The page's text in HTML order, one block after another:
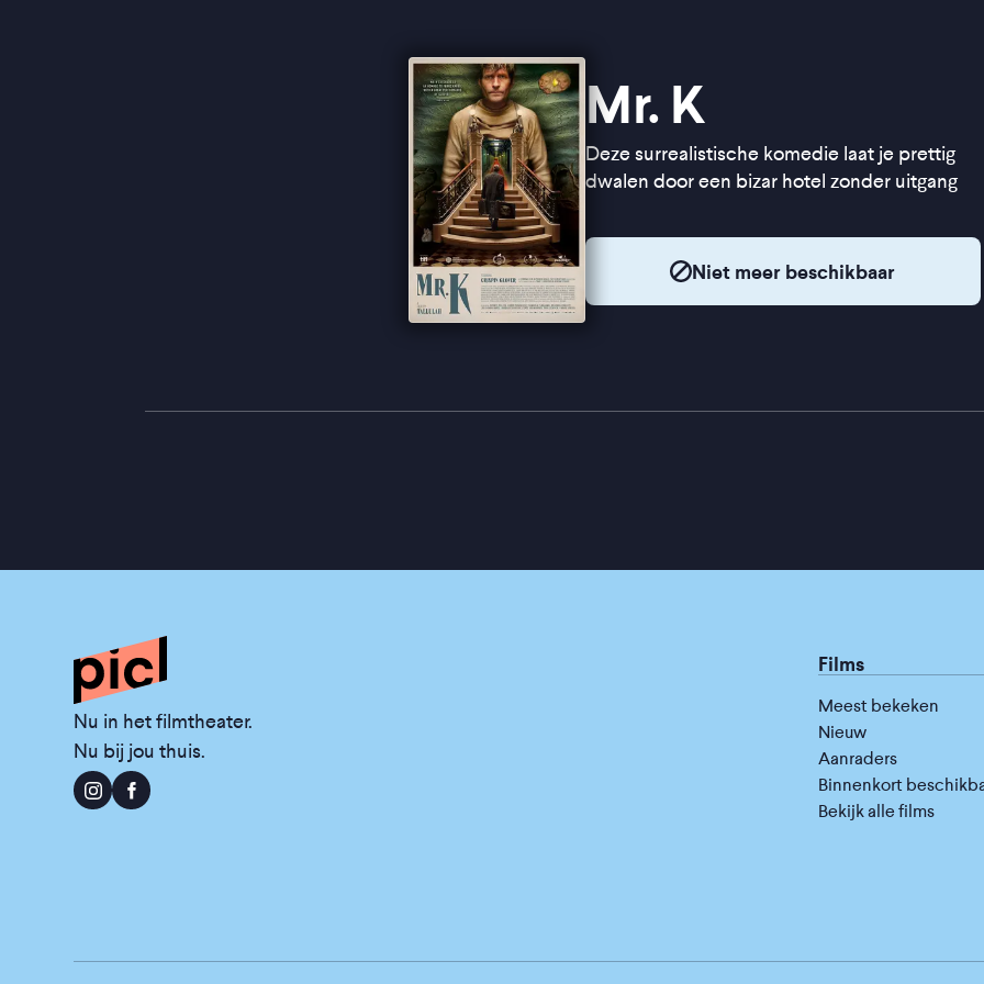
Mr. K
Deze surrealistische komedie laat je prettig
dwalen door een bizar hotel zonder uitgang
Niet meer beschikbaar
Nu in het filmtheater.
Nu bij jou thuis.
Films
Meest bekeken
Nieuw
Aanraders
Binnenkort
Bekijk alle films